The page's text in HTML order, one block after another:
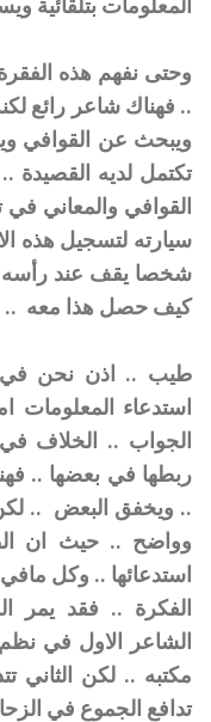
المعلومات بتلقائية
وحتى نفهم هذه
.. فهناك شاعر رائع
ويبحث عن
تكتمل لديه القصيدة
القوافي والمعاني
سيارته لتسجيل هذه
شخصا يقف عند رأسه
كيف حصل هذا معه ..
طيب .. اذن نحن في
استدعاء
الجواب .. الخلاف
ربطها في بعضها ..
.. ويخفق البعض ..
وواضح .. حيث ان
استدعائها .. وكل
الفكرة .. فقد يمر
الشاعر الاول في
مكتبه .. لكن الثاني
تدافع الجموع في